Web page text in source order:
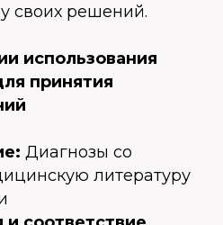
своих решений.
использования
принятия
Диагнозы со
литературу